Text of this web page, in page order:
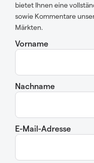
bietet Ihnen eine
sowie Kommentare
Märkten.
Vorname
Nachname
E-Mail-Adresse